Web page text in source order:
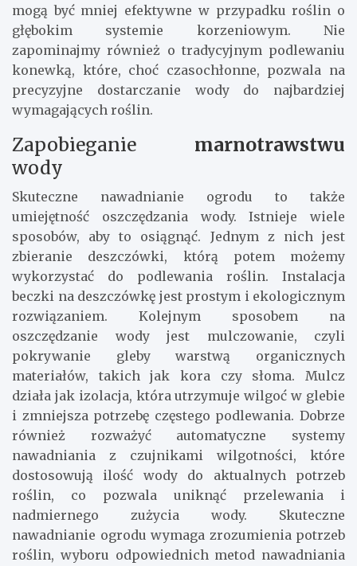
mogą być mniej efektywne w przypadku roślin o
głębokim systemie korzeniowym. Nie
zapominajmy również o tradycyjnym podlewaniu
konewką, które, choć czasochłonne, pozwala na
precyzyjne dostarczanie wody do najbardziej
wymagających roślin.
Zapobieganie marnotrawstwu
wody
Skuteczne nawadnianie ogrodu to także
umiejętność oszczędzania wody. Istnieje wiele
sposobów, aby to osiągnąć. Jednym z nich jest
zbieranie deszczówki, którą potem możemy
wykorzystać do podlewania roślin. Instalacja
beczki na deszczówkę jest prostym i ekologicznym
rozwiązaniem. Kolejnym sposobem na
oszczędzanie wody jest mulczowanie, czyli
pokrywanie gleby warstwą organicznych
materiałów, takich jak kora czy słoma. Mulcz
działa jak izolacja, która utrzymuje wilgoć w glebie
i zmniejsza potrzebę częstego podlewania. Dobrze
również rozważyć automatyczne systemy
nawadniania z czujnikami wilgotności, które
dostosowują ilość wody do aktualnych potrzeb
roślin, co pozwala uniknąć przelewania i
nadmiernego zużycia wody. Skuteczne
nawadnianie ogrodu wymaga zrozumienia potrzeb
roślin, wyboru odpowiednich metod nawadniania